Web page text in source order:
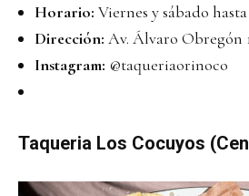
Horario: Viernes y sábado hasta
Dirección: Av. Álvaro Obregón
Instagram: @taqueriaorinoco
Taqueria Los Cocuyos